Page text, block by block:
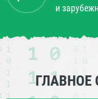
и
ГЛАВНОЕ